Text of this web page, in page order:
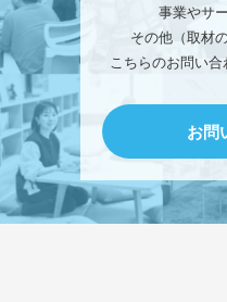
事業やサ
その他（取材
こちらのお問い合
お問